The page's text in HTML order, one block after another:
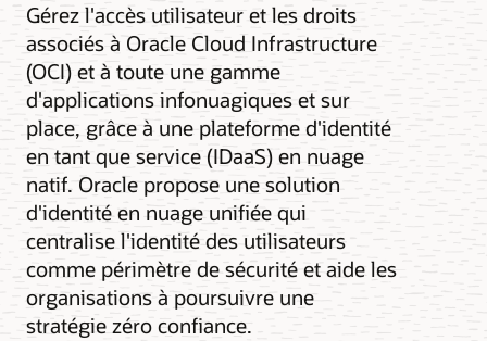
Gérez l'accès utilisateur et les droits
associés à Oracle Cloud Infrastructure
(OCI) et à toute une gamme
d'applications infonuagiques et sur
place, grâce à une plateforme d'identité
en tant que service (IDaaS) en nuage
natif. Oracle propose une solution
d'identité en nuage unifiée qui
centralise l'identité des utilisateurs
comme périmètre de sécurité et aide les
organisations à poursuivre une
stratégie zéro confiance.